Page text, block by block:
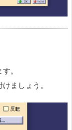
。
ましょう。